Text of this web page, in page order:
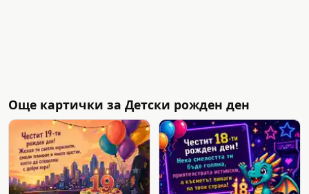
Още картички за Детски рожден ден